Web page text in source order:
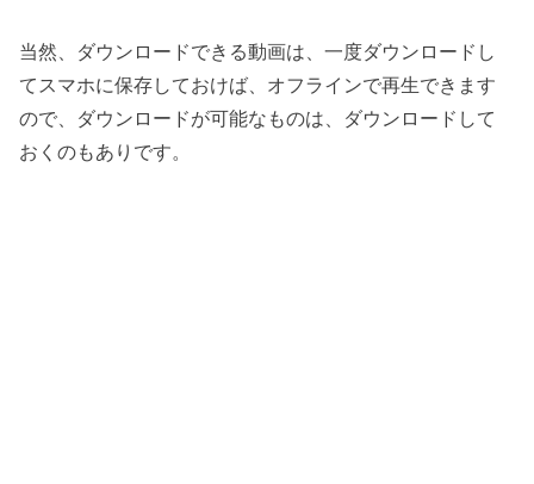
当然、ダウンロードできる動画は、一度ダウンロードし
てスマホに保存しておけば、オフラインで再生できます
ので、ダウンロードが可能なものは、ダウンロードして
おくのもありです。